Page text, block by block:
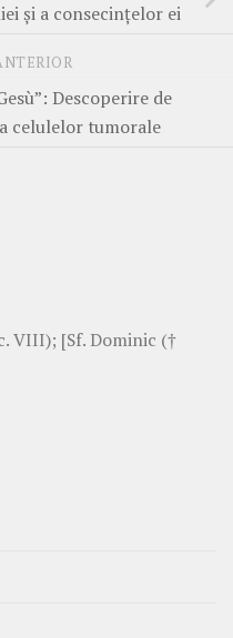
și a consecințelor ei
Descoperire de
celulelor tumorale
VIII); [Sf. Dominic (†